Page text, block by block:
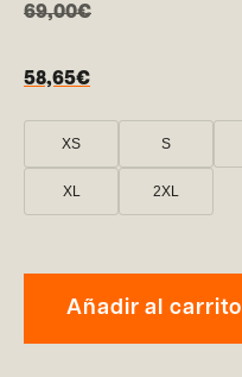
69,00€
58,65€
XS S
XL 2XL
Añadir al carrito